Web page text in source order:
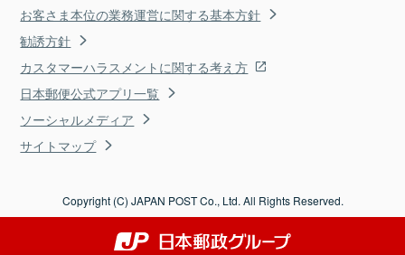
お客さま本位の業務運営に関する基本方針
勧誘方針
カスタマーハラスメントに関する考え方
日本郵便公式アプリ一覧
ソーシャルメディア
サイトマップ
Copyright (C) JAPAN POST Co., Ltd. All Rights Reserved.